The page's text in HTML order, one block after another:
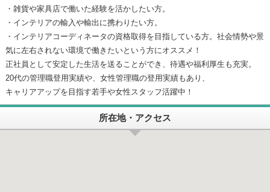
・雑貨や家具店で働いた経験を活かしたい方。
・インテリアの輸入や輸出に携わりたい方。
・インテリアコーディネータの資格取得を目指している方。社会情勢や景
気に左右されない環境で働きたいという方にオススメ！
正社員として安定した生活を送ることができ、待遇や福利厚生も充実。
20代の管理職登用実績や、女性管理職の登用実績もあり、
キャリアアップを目指す若手や女性スタッフ活躍中！
所在地・アクセス